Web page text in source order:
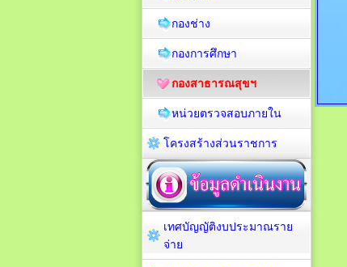
กองช่าง
กองการศึกษา
กองสาธารณสุขฯ
หน่วยตรวจสอบภายใน
โครงสร้างส่วนราชการ
เทศบัญญัติงบประมาณราย
จ่าย